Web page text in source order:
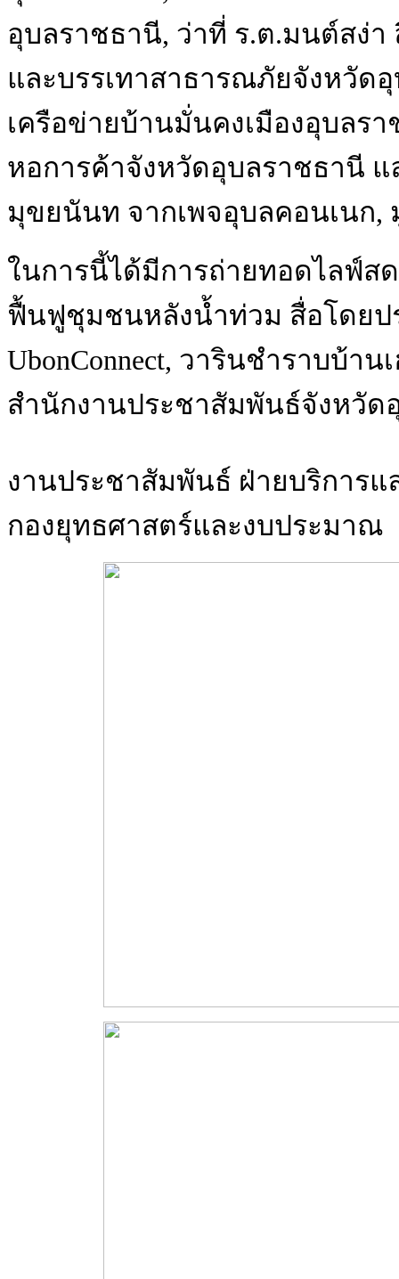
อุบลราชธานี, ว่าที่ ร.ต.มนต์สง่
และบรรเทาสาธารณภัยจังหวั
เครือข่ายบ้านมั่นคงเมืองอุบลร
หอการค้าจังหวัดอุบลราชธานี
มุขยนันท จากเพจอุบลคอนเนก,
ในการนี้ได้มีการถ่ายทอดไลฟ์ส
ฟื้นฟูชุมชนหลังน้ำท่วม สื่อโดยป
UbonConnect, วารินชำราบบ้าน
สำนักงานประชาสัมพันธ์จังหวัด
งานประชาสัมพันธ์ ฝ่ายบริการแ
กองยุทธศาสตร์และงบประมาณ